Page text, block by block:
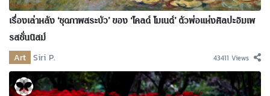
เรื่องเล่าหลัง ‘ชุดภาพสระบัว’ ของ ‘โคลด์ โมเนต์’ ตัวพ่อแห่งศิลปะอิมเพ
รสชั่นนิสม์
Art Siri P. 43411 Views